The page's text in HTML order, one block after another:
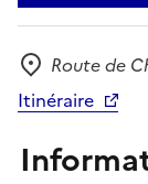
Adresse
Route de
Itinéraire